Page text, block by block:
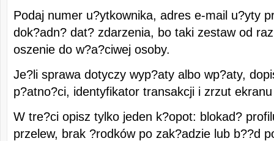
Podaj numer u?ytkownika, adres e-mail u?yty
dok?adn? dat? zdarzenia, bo taki zestaw od
oszenie do w?a?ciwej osoby.
Je?li sprawa dotyczy wyp?aty albo wp?aty,
p?atno?ci, identyfikator transakcji i zrzut
W tre?ci opisz tylko jeden k?opot: blokad?
przelew, brak ?rodków po zak?adzie lub b??d